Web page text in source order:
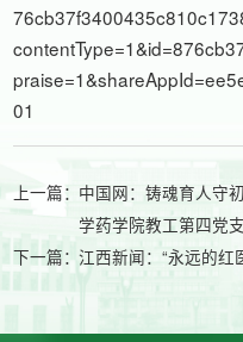
01
上一篇：中国网：铸魂育人守
学药学院教工第四党
下一篇：江西新闻：“永远的红